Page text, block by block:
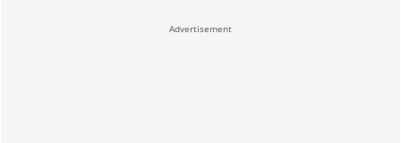
Advertisement